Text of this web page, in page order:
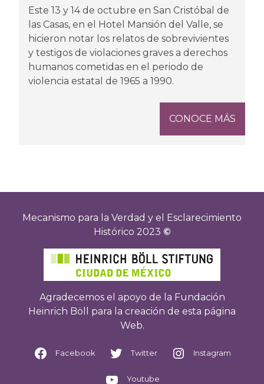
Este 13 y 14 de octubre en San Cristóbal de
las Casas, en el Hotel Mansión del Valle, se
hicieron notar los relatos de sobrevivientes
y testigos de violaciones graves a derechos
humanos cometidas en el periodo de
violencia estatal de 1965 a 1990.
CONOCE MÁS
Mecanismo para la Verdad y el Esclarecimiento
Histórico 2023 ©
Agradecemos el apoyo de la Fundación
Heinrich Böll para la creación de esta página
Web.
Facebook Twitter Instagram
Youtube